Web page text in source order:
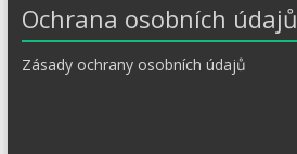
Ochrana osobních údajů
Zásady ochrany osobních údajů